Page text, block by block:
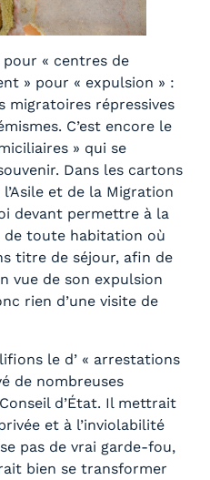
« centres de
» pour « expulsion » :
migratoires répressives
C’est encore le
» qui se
Dans les cartons
et de la Migration
devant permettre à la
de toute habitation où
titre de séjour, afin de
vue de son expulsion
rien d’une visite de
le d’ « arrestations
de nombreuses
d’État. Il mettrait
et à l’inviolabilité
pas de vrai garde-fou,
bien se transformer